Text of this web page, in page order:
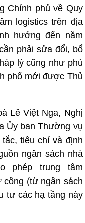
Chính phủ về Quy
logistics trên địa
hướng đến năm
phải sửa đổi, bổ
lý cũng như phù
phố mới được Thủ
Lê Việt Nga, Nghị
Ủy ban Thường vụ
tiêu chí và định
ngân sách nhà
phép trung tâm
công (từ ngân sách
tư các hạ tầng này